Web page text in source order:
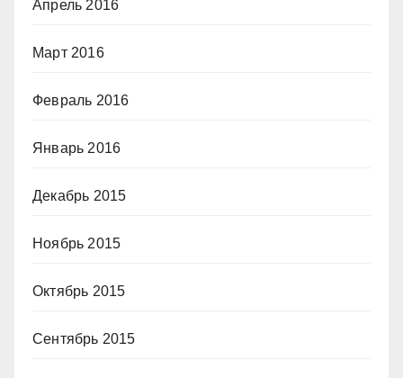
Апрель 2016
Март 2016
Февраль 2016
Январь 2016
Декабрь 2015
Ноябрь 2015
Октябрь 2015
Сентябрь 2015